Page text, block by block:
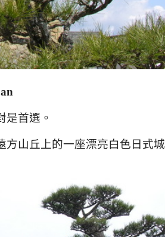
是首選。
方山丘上的一座漂亮白色日式城